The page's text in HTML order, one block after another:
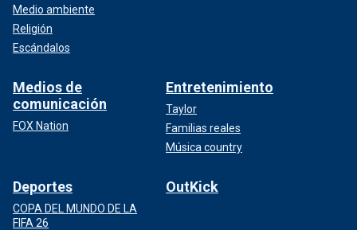
Medio ambiente
Religión
Escándalos
Medios de
comunicación
FOX Nation
Entretenimiento
Taylor
Familias reales
Música country
Deportes
COPA DEL MUNDO DE LA
FIFA 26
OutKick